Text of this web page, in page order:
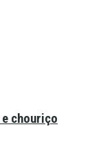
chouriço